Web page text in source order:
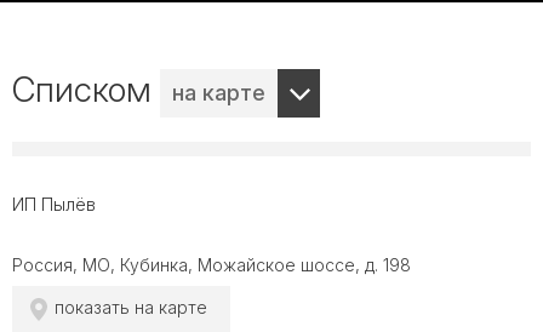
Списком на карте
ИП Пылёв
Россия, МО, Кубинка, Можайское шоссе, д. 198
показать на карте